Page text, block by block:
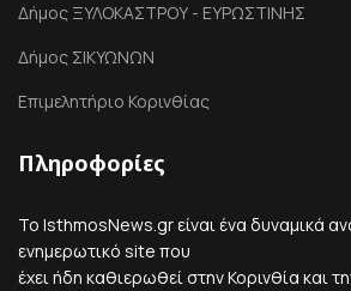
Δήμος ΞΥΛΟΚΑΣΤΡΟΥ - ΕΥΡΩΣΤΙΝΗΣ
Δήμος ΣΙΚΥΩΝΩΝ
Επιμελητήριο Κορινθίας
Πληροφορίες
Το IsthmosNews.gr είναι ένα δυναμικά
ενημερωτικό site που
έχει ήδη καθιερωθεί στην Κορινθία και